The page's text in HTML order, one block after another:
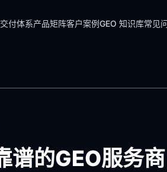
交付体系产品矩阵客户案例GEO 知识库常见
谱的GEO服务商